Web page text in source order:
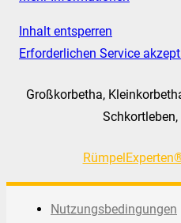
Inhalt entsperren
Erforderlichen Service
Großkorbetha,
Nutzungsbedingungen